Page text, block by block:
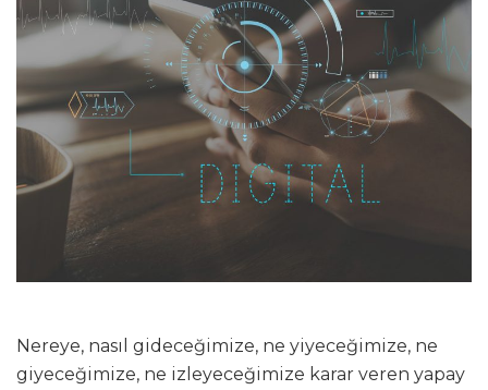
Nereye, nasıl gideceğimize, ne yiyeceğimize, ne
giyeceğimize, ne izleyeceğimize karar veren yapay